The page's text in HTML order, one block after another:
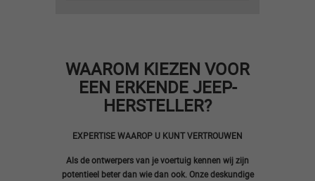
WAAROM KIEZEN VOOR
EEN ERKENDE JEEP-
HERSTELLER?
EXPERTISE WAAROP U KUNT VERTROUWEN
Als de ontwerpers van je voertuig kennen wij zijn
potentieel beter dan wie dan ook. Onze deskundige